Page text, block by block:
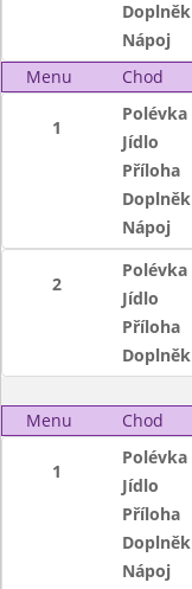
Doplněk
Nápoj
Menu
Chod
1
Polévka
Jídlo
Příloha
Doplněk
Nápoj
2
Polévka
Jídlo
Příloha
Doplněk
Menu Chod
1
Polévka
Jídlo
Příloha
Doplněk
Nápoj